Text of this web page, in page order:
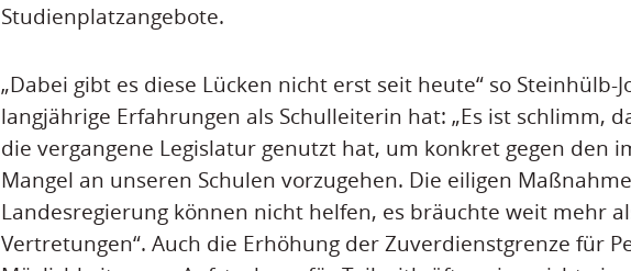
Studienplatzangebote.
„Dabei gibt es diese Lücken nicht erst seit heute“ so Steinhülb-
langjährige Erfahrungen als Schulleiterin hat: „Es ist schlimm,
die vergangene Legislatur genutzt hat, um konkret gegen den
Mangel an unseren Schulen vorzugehen. Die eiligen
Landesregierung können nicht helfen, es bräuchte weit mehr
Vertretungen“. Auch die Erhöhung der Zuverdienstgrenze für